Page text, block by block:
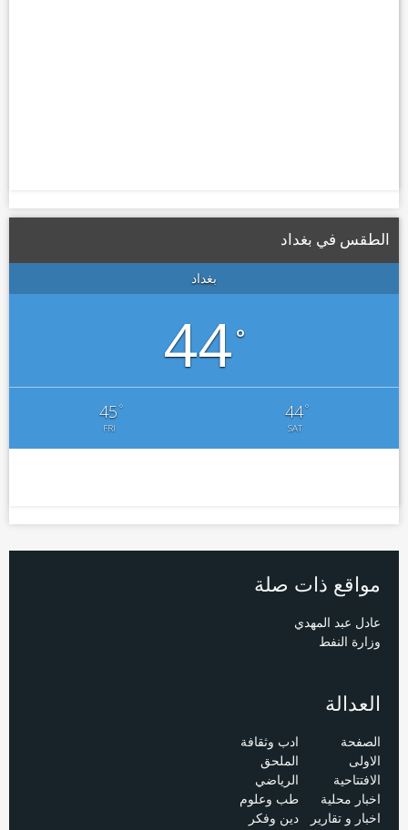
الطقس في بغداد
بغداد
44°
45°
FRI
44°
SAT
مواقع ذات صلة
عادل عبد المهدي
وزارة النفط
العدالة
الصفحة
الاولى
الافتتاحية
اخبار محلية
اخبار و تقارير
ادب وثقافة
الملحق
الرياضي
طب وعلوم
دين وفكر